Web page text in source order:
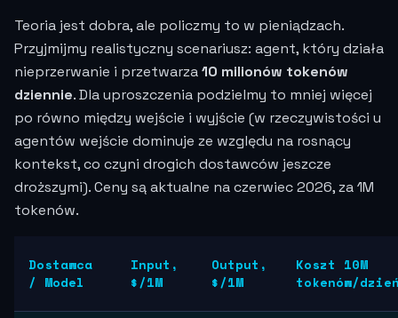
Teoria jest dobra, ale policzmy to w pieniądzach.
Przyjmijmy realistyczny scenariusz: agent, który działa
nieprzerwanie i przetwarza10 milionów tokenów
dziennie. Dla uproszczenia podzielmy to mniej więcej
po równo między wejście i wyjście (w rzeczywistości u
agentów wejście dominuje ze względu na rosnący
kontekst, co czyni drogich dostawców jeszcze
droższymi). Ceny są aktualne na czerwiec 2026, za 1M
tokenów.
Dostawca
/ Model
Input,
$/1M
Output,
$/1M
Koszt 10M
tokenów/